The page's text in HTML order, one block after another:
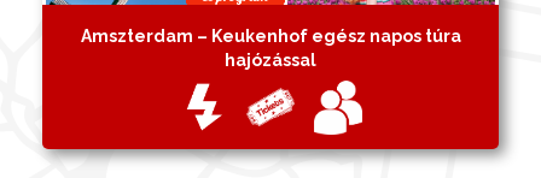
Amszterdam – Keukenhof egész napos túra
hajózással